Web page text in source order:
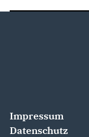
Impressum
Datenschutz